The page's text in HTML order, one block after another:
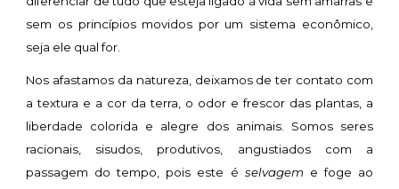
sem os princípios movidos por um sistema econômico,
seja ele qual for.
Nos afastamos da natureza, deixamos de ter contato com
a textura e a cor da terra, o odor e frescor das plantas, a
liberdade colorida e alegre dos animais. Somos seres
racionais, sisudos, produtivos, angustiados com a
passagem do tempo, pois este é selvagem e foge ao